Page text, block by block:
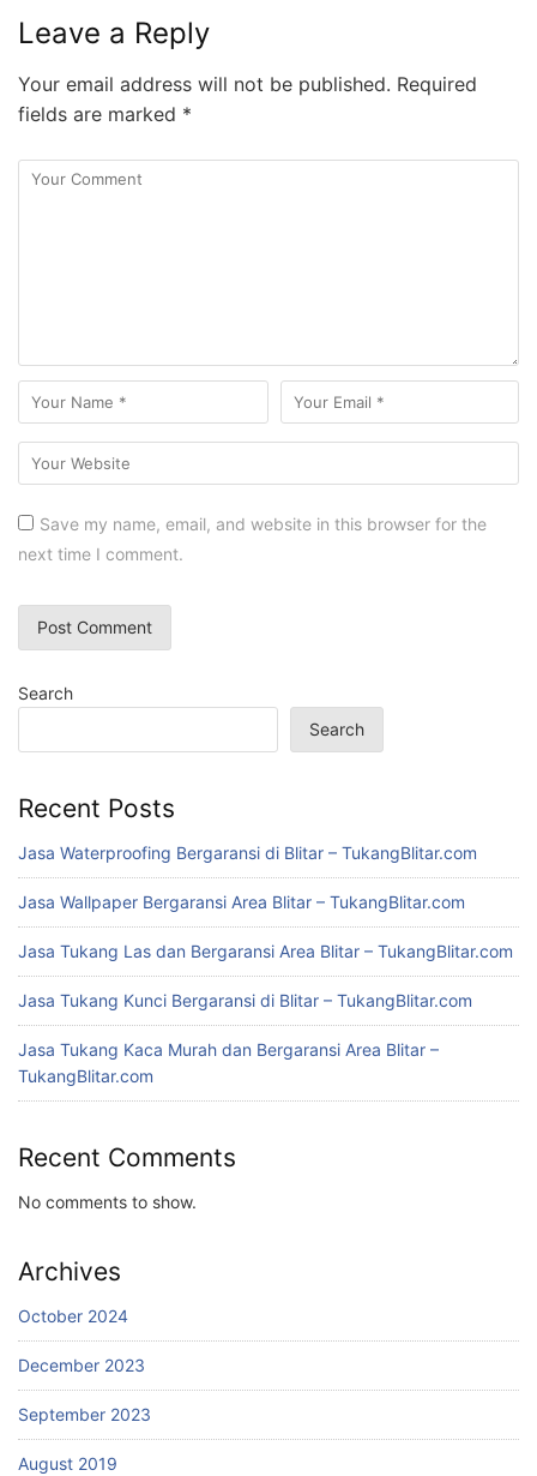
Leave a Reply
Your email address will not be published. Required
fields are marked *
Save my name, email, and website in this browser for the
next time I comment.
Search
Search
Recent Posts
Jasa Waterproofing Bergaransi di Blitar – TukangBlitar.com
Jasa Wallpaper Bergaransi Area Blitar – TukangBlitar.com
Jasa Tukang Las dan Bergaransi Area Blitar – TukangBlitar.com
Jasa Tukang Kunci Bergaransi di Blitar – TukangBlitar.com
Jasa Tukang Kaca Murah dan Bergaransi Area Blitar –
TukangBlitar.com
Recent Comments
No comments to show.
Archives
October 2024
December 2023
September 2023
August 2019